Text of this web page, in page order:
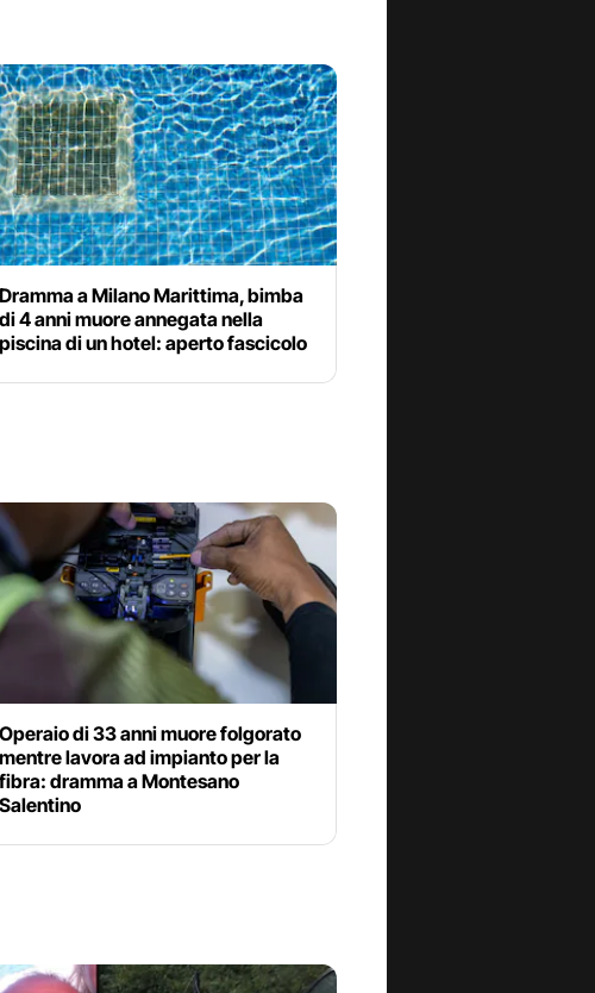
Dramma a Milano Marittima, bimba
di 4 anni muore annegata nella
piscina di un hotel: aperto fascicolo
Operaio di 33 anni muore folgorato
mentre lavora ad impianto per la
fibra: dramma a Montesano
Salentino